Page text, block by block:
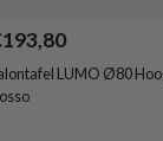
LUMO Ø80